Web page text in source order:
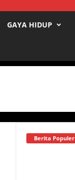
GAYA HIDUP
Berita Populer